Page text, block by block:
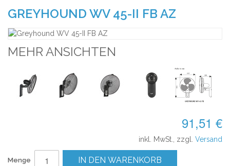
GREYHOUND WV 45-II FB AZ
MEHR ANSICHTEN
91,51 €
inkl. MwSt., zzgl. Versand
Menge IN DEN WARENKORB